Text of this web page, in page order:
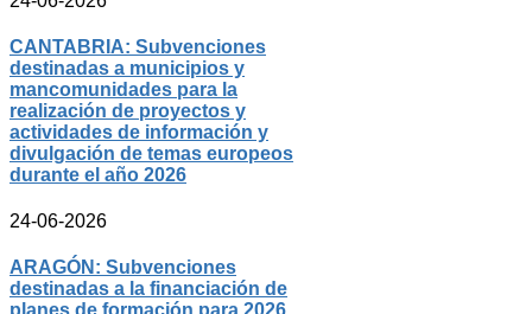
CANTABRIA: Subvenciones
destinadas a municipios y
mancomunidades para la
realización de proyectos y
actividades de información y
divulgación de temas europeos
durante el año 2026
24-06-2026
ARAGÓN: Subvenciones
destinadas a la financiación de